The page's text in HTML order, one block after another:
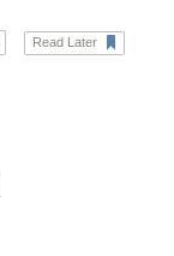
Read Later